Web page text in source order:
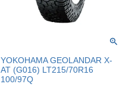
YOKOHAMA GEOLANDAR X-
AT (G016) LT215/70R16
100/97Q